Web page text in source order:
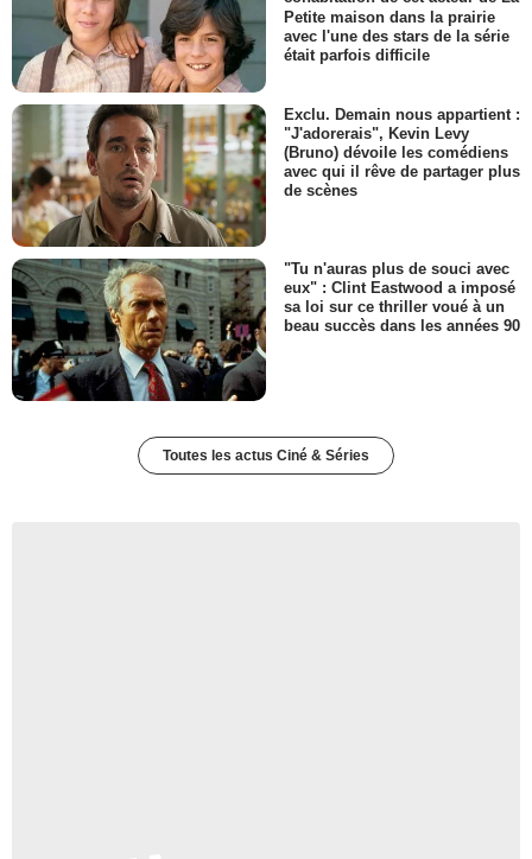
Petite maison dans la prairie
avec l'une des stars de la série
était parfois difficile
Exclu. Demain nous appartient :
"J'adorerais", Kevin Levy
(Bruno) dévoile les comédiens
avec qui il rêve de partager plus
de scènes
"Tu n'auras plus de souci avec
eux" : Clint Eastwood a imposé
sa loi sur ce thriller voué à un
beau succès dans les années 90
Toutes les actus Ciné & Séries